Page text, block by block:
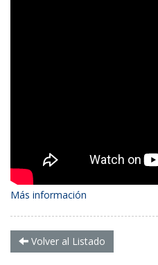
Más información
Volver al Listado